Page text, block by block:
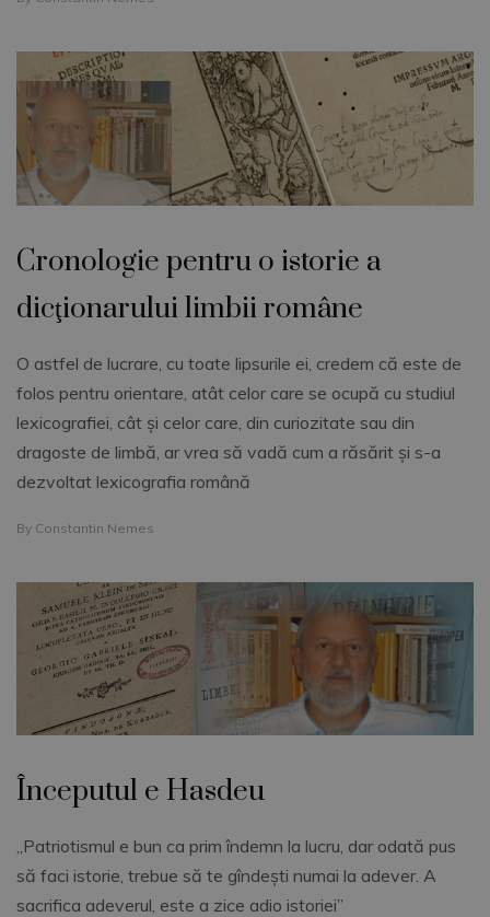
Cronologie pentru o istorie a
dicţionarului limbii române
O astfel de lucrare, cu toate lipsurile ei, credem că este de
folos pentru orientare, atât celor care se ocupă cu studiul
lexicografiei, cât şi celor care, din curiozitate sau din
dragoste de limbă, ar vrea să vadă cum a răsărit şi s-a
dezvoltat lexicografia română
By Constantin Nemes
Începutul e Hasdeu
„Patriotismul e bun ca prim îndemn la lucru, dar odată pus
să faci istorie, trebue să te gîndeşti numai la adever. A
sacrifica adeverul, este a zice adio istoriei”